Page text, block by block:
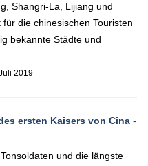
Shangri-La, Lijiang und
die chinesischen Touristen
bekannte Städte und
2019
ersten Kaisers von Cina -
und die längste